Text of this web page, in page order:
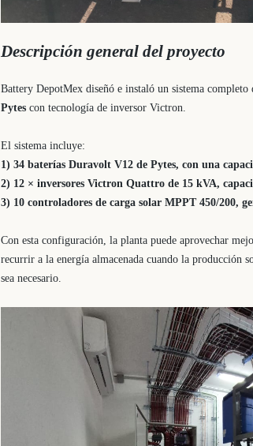
Descripción general del proyecto
Battery DepotMex diseñó e instaló un sistema
Pytes con tecnología de inversor Victron.
El sistema incluye:
1) 34 baterías Duravolt V12 de Pytes, con una
2) 12 × inversores Victron Quattro de 15 kVA,
3) 10 controladores de carga solar MPPT 450/200,
Con esta configuración, la planta puede aprovechar
recurrir a la energía almacenada cuando la producción
sea necesario.